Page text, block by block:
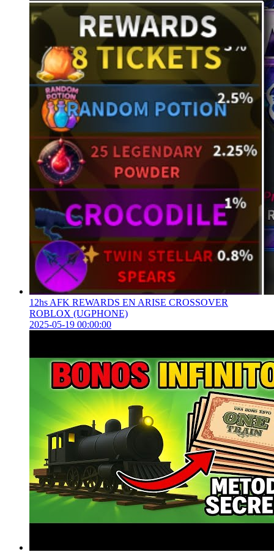
12hs AFK REWARDS EN ARISE CROSSOVER
ROBLOX (UGPHONE)
2025-05-19 00:00:00